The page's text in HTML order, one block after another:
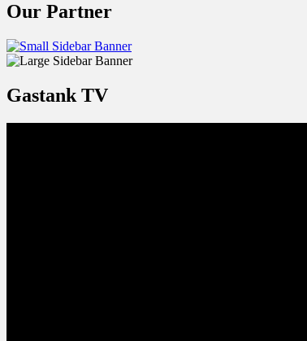
Our Partner
Gastank TV